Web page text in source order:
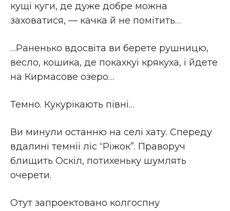
кущi куги, де дуже добре можна
заховатися, — качка й не помiтить…
…Раненько вдосвiта ви берете рушницю,
весло, кошика, де покахкуі крякуха, i йдете
на Кирмасове озеро…
Темно. Кукурiкають пiвнi…
Ви минули останню на селi хату. Спереду
вдалинi темнiі лiс “Рiжок”. Праворуч
блищить Оскiл, потихеньку шумлять
очерети.
Отут запроектовано колгоспну